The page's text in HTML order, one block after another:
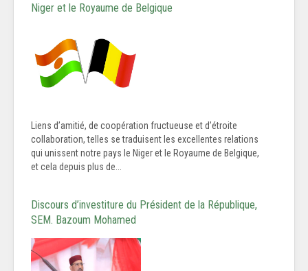
Niger et le Royaume de Belgique
Liens d’amitié, de coopération fructueuse et d’étroite
collaboration, telles se traduisent les excellentes relations
qui unissent notre pays le Niger et le Royaume de Belgique,
et cela depuis plus de...
Discours d’investiture du Président de la République,
SEM. Bazoum Mohamed